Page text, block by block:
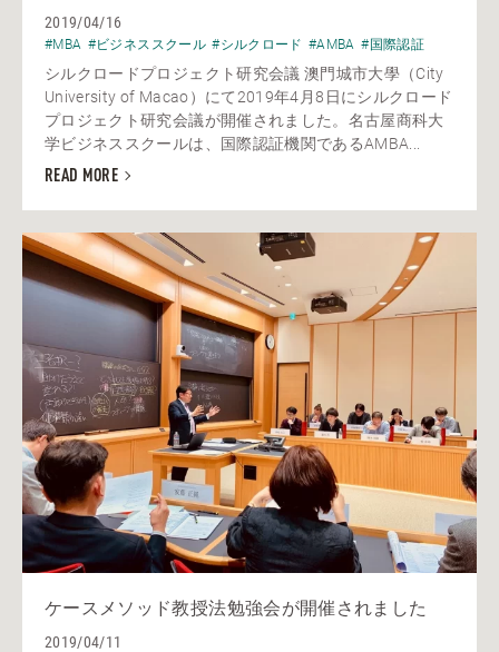
2019/04/16
#MBA #ビジネススクール #シルクロード #AMBA #国際認証
シルクロードプロジェクト研究会議 澳門城市大學（City
University of Macao）にて2019年4月8日にシルクロード
プロジェクト研究会議が開催されました。名古屋商科大
学ビジネススクールは、国際認証機関であるAMBA...
READ MORE
ケースメソッド教授法勉強会が開催されました
2019/04/11